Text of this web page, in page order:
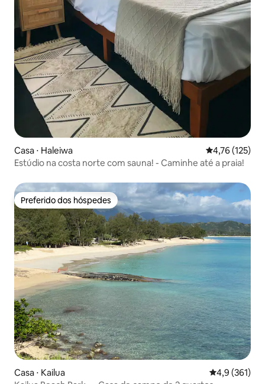
Casa ⋅ Haleiwa 4,76 de uma
4,76 (125)
Estúdio na costa norte com sauna! - Caminhe até a praia!
Preferido dos hóspedes
Preferido dos hóspedes
Casa ⋅ Kailua 4,9 de uma
4,9 (361)